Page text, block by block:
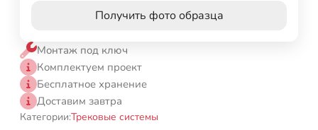
Получить фото образца
Монтаж под ключ
Комплектуем проект
Бесплатное хранение
Доставим завтра
Категории:Трековые системы